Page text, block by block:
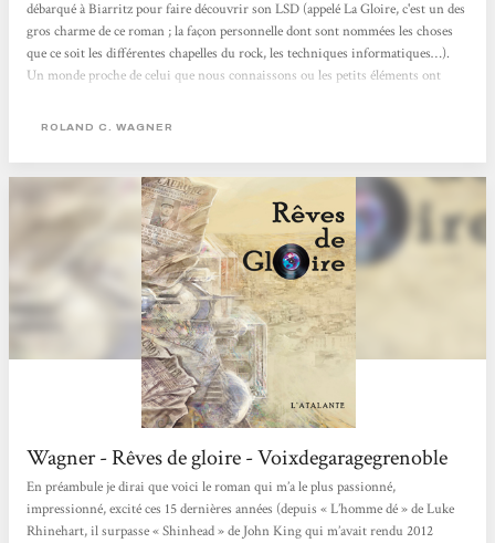
débarqué à Biarritz pour faire découvrir son LSD (appelé La Gloire, c'est un des
gros charme de ce roman ; la façon personnelle dont sont nommées les choses
que ce soit les différentes chapelles du rock, les techniques informatiques…).
Un monde proche de celui que nous connaissons ou les petits éléments ont
maîtrisé avec un mode narratif particulier fait de très courts « chapitres »
ROLAND C. WAGNER
Wagner - Rêves de gloire - Voixdegaragegrenoble
En préambule je dirai que voici le roman qui m’a le plus passionné,
impressionné, excité ces 15 dernières années (depuis « L’homme dé » de Luke
Rhinehart, il surpasse « Shinhead » de John King qui m’avait rendu 2012